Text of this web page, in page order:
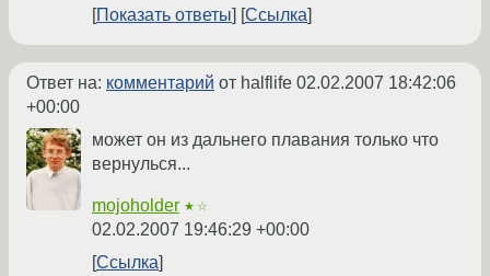
Показать ответы
Ссылка
Ответ на: комментарий от halflife 02.02.2007 18:42:06
+00:00
может он из дальнего плавания только что
вернулься...
mojoholder ★☆
02.02.2007 19:46:29 +00:00
Ссылка